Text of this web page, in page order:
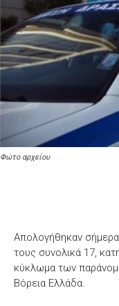
Φώτο αρχείου
Απολογήθηκαν
τους συνολικά 17,
κύκλωμα των
Βόρεια Ελλάδα.